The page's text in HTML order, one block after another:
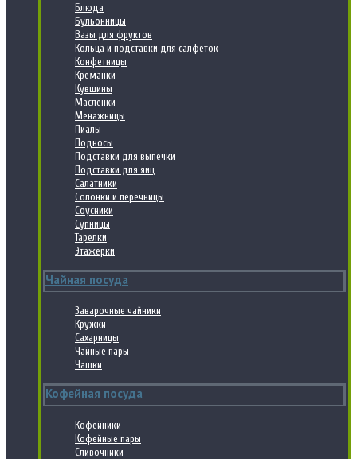
Блюда
Бульонницы
Вазы для фруктов
Кольца и подставки для салфеток
Конфетницы
Креманки
Кувшины
Масленки
Менажницы
Пиалы
Подносы
Подставки для выпечки
Подставки для яиц
Салатники
Солонки и перечницы
Соусники
Супницы
Тарелки
Этажерки
Чайная посуда
Заварочные чайники
Кружки
Сахарницы
Чайные пары
Чашки
Кофейная посуда
Кофейники
Кофейные пары
Сливочники